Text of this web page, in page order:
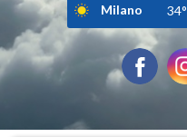
Milano 34°